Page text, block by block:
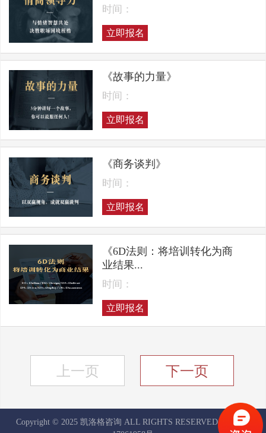
时间：
立即报名
《故事的力量》
时间：
立即报名
《商务谈判》
时间：
立即报名
《6D法则：将培训转化为商
业结果...
时间：
立即报名
上一页 下一页
Copyright © 2025 凯洛格咨询 ALL RIGHTS RESERVED
京ICP备